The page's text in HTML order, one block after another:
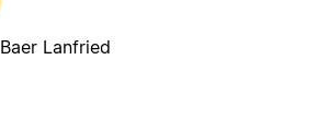
Baer Lanfried